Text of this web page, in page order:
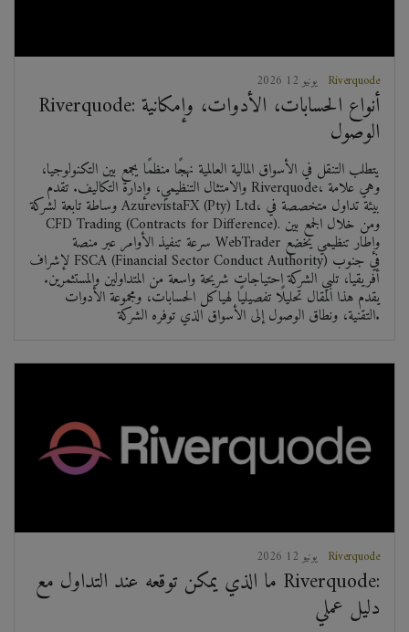
2026 يونيو 12 Riverquode
Riverquode: أنواع الحسابات، الأدوات، وإمكانية
الوصول
يتطلب التنقل في الأسواق المالية العالمية نهجًا منظمًا يجمع بين التكنولوجيا،
والامتثال التنظيمي، وإدارة التكاليف. تقدم Riverquode، وهي علامة
وساطة تابعة لشركة AzurevistaFX (Pty) Ltd، بيئة تداول متخصصة في
CFD Trading (Contracts for Difference). ومن خلال الجمع بين
سرعة تنفيذ الأوامر عبر منصة WebTrader وإطار تنظيمي يخضع
لإشراف FSCA (Financial Sector Conduct Authority) في جنوب
أفريقيا، تلبي الشركة احتياجات شريحة واسعة من المتداولين والمستثمرين.
يقدم هذا المقال تحليلًا تفصيليًا لهياكل الحسابات، ومجموعة الأدوات
التقنية، ونطاق الوصول إلى الأسواق الذي توفره الشركة.
2026 يونيو 12 Riverquode
ما الذي يمكن توقعه عند التداول مع Riverquode:
دليل عملي